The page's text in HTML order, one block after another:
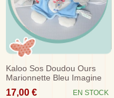
Kaloo Sos Doudou Ours
Marionnette Bleu Imagine
Brille Dans Le Noir
17,00 € EN STOCK